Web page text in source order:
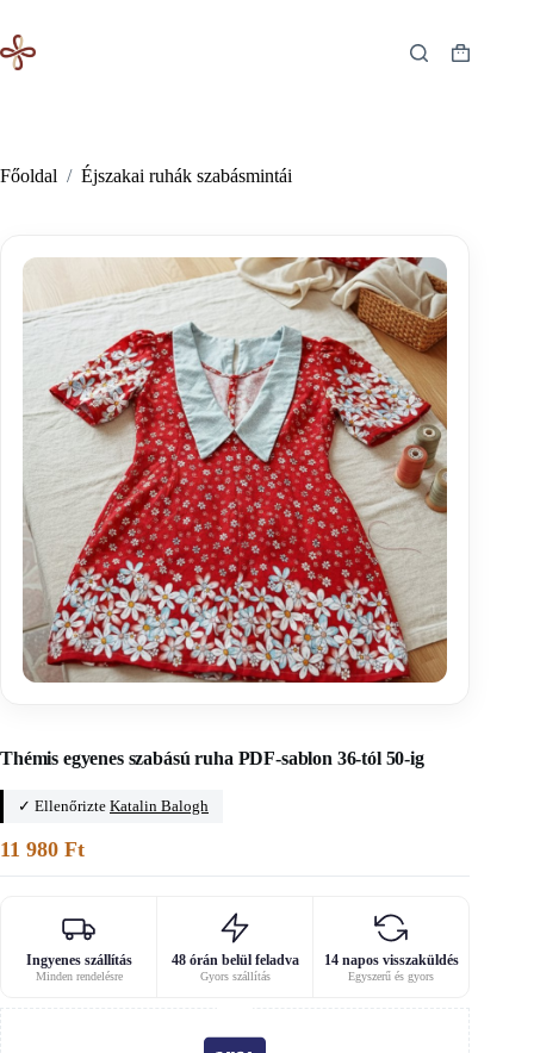
content
Shopping
Főoldal / Éjszakai ruhák szabásmintái
Thémis egyenes szabású ruha PDF-sablon 36-tól 50-ig
✓ Ellenőrizte Katalin Balogh
11 980 Ft
Ingyenes szállítás
Minden rendelésre
48 órán belül feladva
Gyors szállítás
14 napos visszaküldés
Egyszerű és gyors